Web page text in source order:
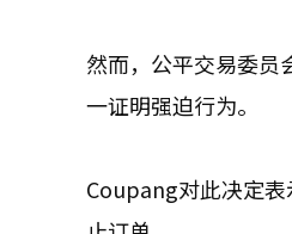
然而，公平交易委员
一证明强迫行为。
Coupang对此决定